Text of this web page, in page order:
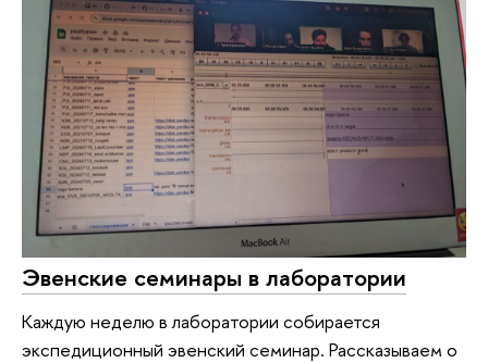
Эвенские семинары в лаборатории
Каждую неделю в лаборатории собирается
экспедиционный эвенский семинар. Рассказываем о